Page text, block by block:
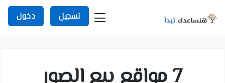
تسجيل دخول